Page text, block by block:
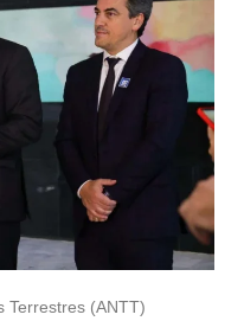
Terrestres (ANTT)